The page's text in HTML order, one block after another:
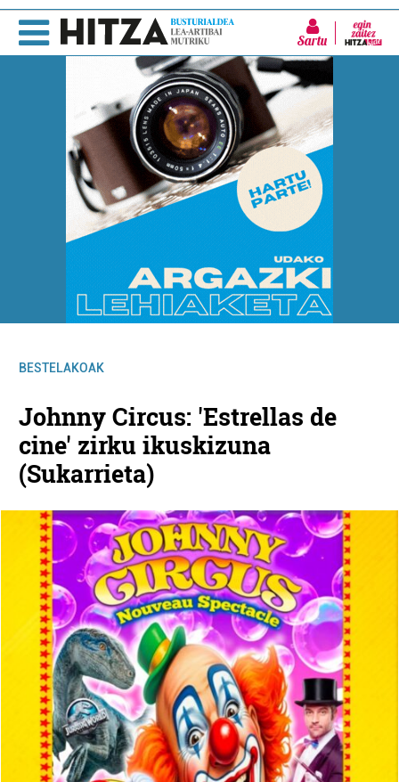
Sartu
BESTELAKOAK
Johnny Circus: 'Estrellas de
cine' zirku ikuskizuna
(Sukarrieta)